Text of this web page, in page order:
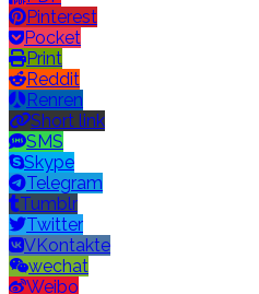
Pinterest
Pocket
Print
Reddit
Renren
Short link
SMS
Skype
Telegram
Tumblr
Twitter
VKontakte
wechat
Weibo